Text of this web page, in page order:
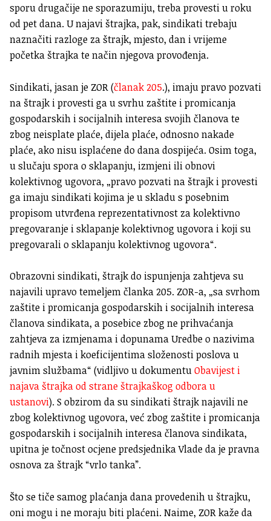
sporu drugačije ne sporazumiju, treba provesti u roku
od pet dana. U najavi štrajka, pak, sindikati trebaju
naznačiti razloge za štrajk, mjesto, dan i vrijeme
početka štrajka te način njegova provođenja.
Sindikati, jasan je ZOR (članak 205.), imaju pravo pozvati
na štrajk i provesti ga u svrhu zaštite i promicanja
gospodarskih i socijalnih interesa svojih članova te
zbog neisplate plaće, dijela plaće, odnosno nakade
plaće, ako nisu isplaćene do dana dospijeća. Osim toga,
u slučaju spora o sklapanju, izmjeni ili obnovi
kolektivnog ugovora, „pravo pozvati na štrajk i provesti
ga imaju sindikati kojima je u skladu s posebnim
propisom utvrđena reprezentativnost za kolektivno
pregovaranje i sklapanje kolektivnog ugovora i koji su
pregovarali o sklapanju kolektivnog ugovora“.
Obrazovni sindikati, štrajk do ispunjenja zahtjeva su
najavili upravo temeljem članka 205. ZOR-a, „sa svrhom
zaštite i promicanja gospodarskih i socijalnih interesa
članova sindikata, a posebice zbog ne prihvaćanja
zahtjeva za izmjenama i dopunama Uredbe o nazivima
radnih mjesta i koeficijentima složenosti poslova u
javnim službama“ (vidljivo u dokumentuObavijest i
najava štrajka od strane štrajkaškog odbora u
ustanovi). S obzirom da su sindikati štrajk najavili ne
zbog kolektivnog ugovora, već zbog zaštite i promicanja
gospodarskih i socijalnih interesa članova sindikata,
upitna je točnost ocjene predsjednika Vlade da je pravna
osnova za štrajk “vrlo tanka”.
Što se tiče samog plaćanja dana provedenih u štrajku,
oni mogu i ne moraju biti plaćeni. Naime, ZOR kaže da